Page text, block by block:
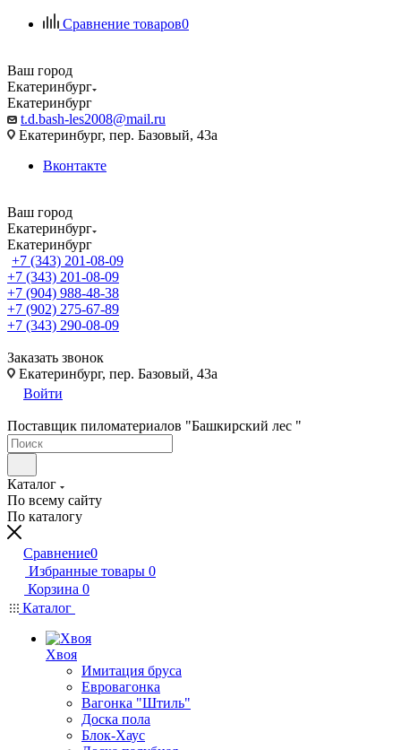
Сравнение товаров0
Ваш город
Екатеринбург
Екатеринбург
t.d.bash-les2008@mail.ru
Екатеринбург, пер. Базовый, 43а
Вконтакте
Ваш город
Екатеринбург
Екатеринбург
+7 (343) 201-08-09
+7 (343) 201-08-09
+7 (904) 988-48-38
+7 (902) 275-67-89
+7 (343) 290-08-09
Заказать звонок
Екатеринбург, пер. Базовый, 43а
Войти
Поставщик пиломатериалов "Башкирский лес "
Каталог
По всему сайту
По каталогу
Сравнение0
Избранные товары 0
Корзина 0
Каталог
Хвоя
Имитация бруса
Евровагонка
Вагонка "Штиль"
Доска пола
Блок-Хаус